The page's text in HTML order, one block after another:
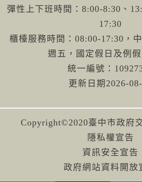
彈性上下班時間：8:00-8:30、
17:30
櫃檯服務時間：08:00-17:30，
週五，國定假日及例
統一編號：
更新日期 2026-
Copyright©2020臺中市政府
隱私權宣告
資訊安全宣告
政府網站資料開放